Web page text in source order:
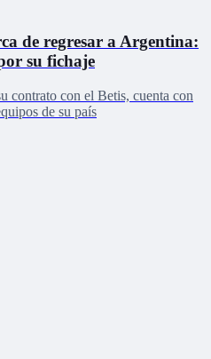
de regresar a Argentina:
su fichaje
contrato con el Betis, cuenta con
de su país